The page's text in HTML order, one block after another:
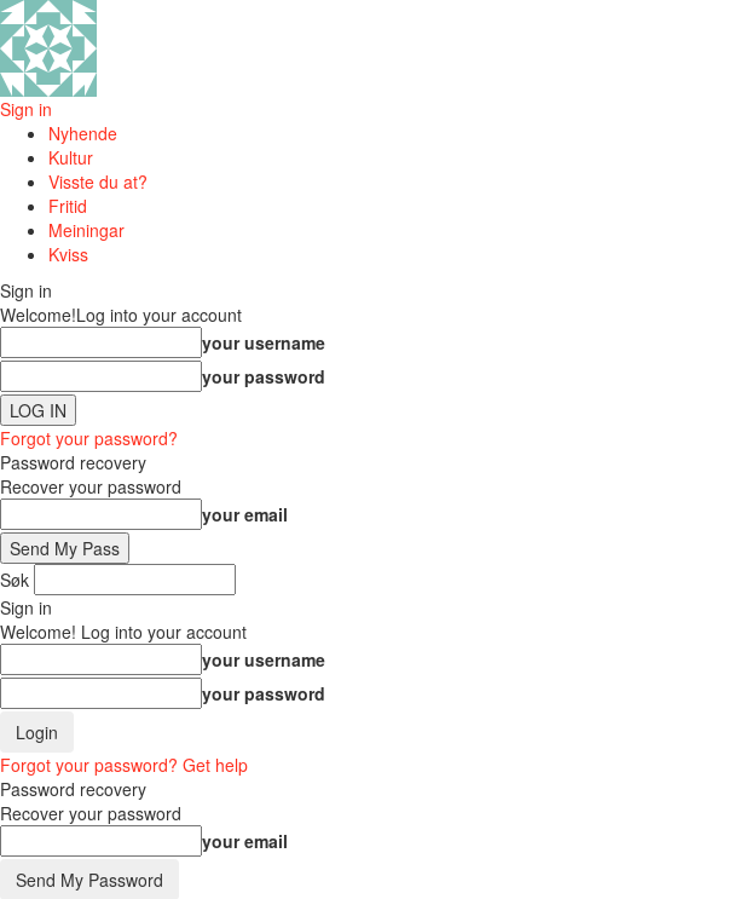
Sign in
Nyhende
Kultur
Visste du at?
Fritid
Meiningar
Kviss
Sign in
Welcome!Log into your account
your username
your password
Forgot your password?
Password recovery
Recover your password
your email
Søk
Sign in
Welcome! Log into your account
your username
your password
Forgot your password? Get help
Password recovery
Recover your password
your email